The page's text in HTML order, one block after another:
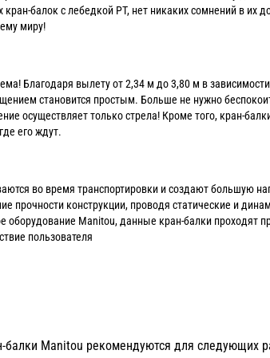
балок с лебедкой PT, нет никаких сомнений в их
миру!
Благодаря вылету от 2,34 м до 3,80 м в
становится простым. Больше не нужно
осуществляет только стрела! Кроме того, кран-
его ждут.
во время транспортировки и создают большую
прочности конструкции, проводя статические и
оборудование Manitou, данные кран-балки проходят
пользователя
Manitou рекомендуются для следующих